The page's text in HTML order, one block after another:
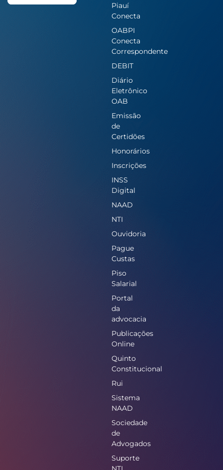
Piauí
Conecta
OABPI
Conecta
Correspondente
DEBIT
Diário
Eletrônico
OAB
Emissão
de
Certidões
Honorários
Inscrições
INSS
Digital
NAAD
NTI
Ouvidoria
Pague
Custas
Piso
Salarial
Portal
da
advocacia
Publicações
Online
Quinto
Constitucional
Rui
Sistema
NAAD
Sociedade
de
Advogados
Suporte